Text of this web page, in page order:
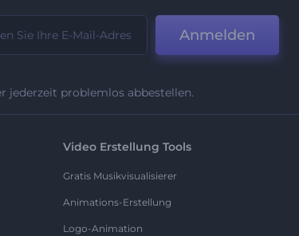
Anmelden
jederzeit problemlos abbestellen.
Video Erstellung Tools
Gratis Musikvisualisierer
Animations-Erstellung
Logo-Animation